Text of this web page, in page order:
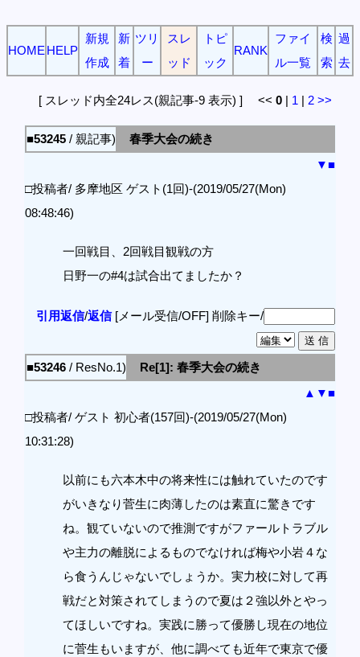
HOME HELP
新規
作成
新
着
ツリ
ー
スレ
ッド
トピ
ック
RANK
ファイ
ル一覧
検
索
過
去
[ スレッド内全24レス(親記事-9 表示) ] << 0 | 1 | 2 >>
■53245 / 親記事)
春季大会の続き
▼■
□投稿者/ 多摩地区 ゲスト(1回)-(2019/05/27(Mon)
08:48:46)
一回戦目、2回戦目観戦の方
日野一の#4は試合出てましたか？
引用返信/返信[メール受信/OFF] 削除キー/
■53246 / ResNo.1)
Re[1]: 春季大会の続き
▲ ▼■
□投稿者/ ゲスト 初心者(157回)-(2019/05/27(Mon)
10:31:28)
以前にも六本木中の将来性には触れていたのです
がいきなり菅生に肉薄したのは素直に驚きです
ね。観ていないので推測ですがファールトラブル
や主力の離脱によるものでなければ梅や小岩４な
ら食うんじゃないでしょうか。実力校に対して再
戦だと対策されてしまうので夏は２強以外とやっ
てほしいですね。実践に勝って優勝し現在の地位
に菅生もいますが、他に調べても近年で東京で優